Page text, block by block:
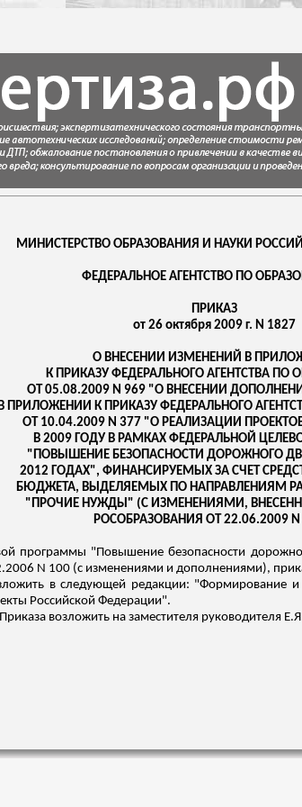
МИНИСТЕРСТВО ОБРАЗОВАНИЯ И НАУКИ
ФЕДЕРАЛЬНОЕ АГЕНТСТВО ПО
ПРИКАЗ
от 26 октября 2009 г. N 1827
О ВНЕСЕНИИ ИЗМЕНЕНИЙ В
К ПРИКАЗУ ФЕДЕРАЛЬНОГО АГЕНТСТВА ПО
ОТ 05.08.2009 N 969 "О ВНЕСЕНИИ
ПРИЛОЖЕНИИ К ПРИКАЗУ ФЕДЕРАЛЬНОГО
ОТ 10.04.2009 N 377 "О РЕАЛИЗАЦИИ
В 2009 ГОДУ В РАМКАХ ФЕДЕРАЛЬНОЙ
"ПОВЫШЕНИЕ БЕЗОПАСНОСТИ ДОРОЖНОГО
2012 ГОДАХ", ФИНАНСИРУЕМЫХ ЗА СЧЕТ
БЮДЖЕТА, ВЫДЕЛЯЕМЫХ ПО НАПРАВЛЕНИЯМ
"ПРОЧИЕ НУЖДЫ" (С ИЗМЕНЕНИЯМИ,
РОСОБРАЗОВАНИЯ ОТ 22.06.2009 N
программы "Повышение безопасности
N 100 (с изменениями и дополнениями),
в следующей редакции: "Формирование
Российской Федерации".
возложить на заместителя руководителя